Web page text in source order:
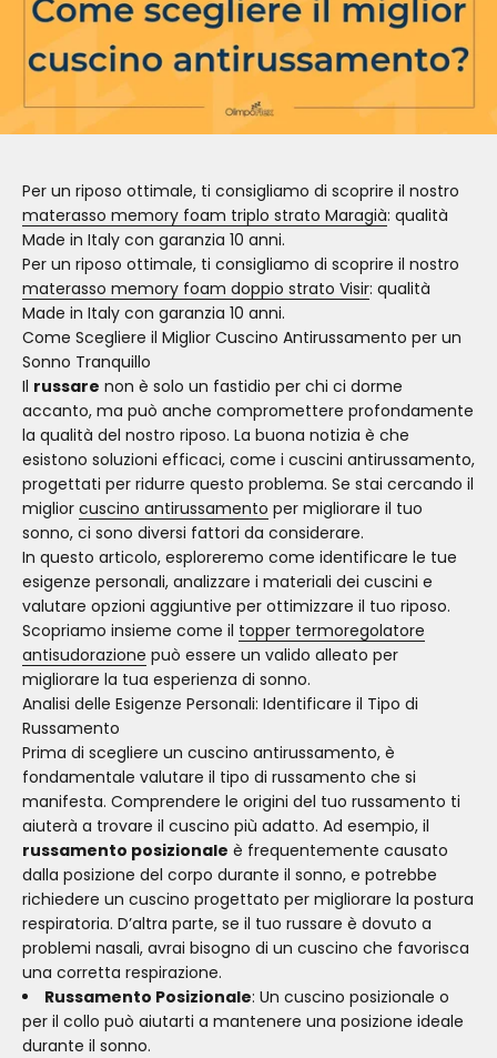
Per un riposo ottimale, ti consigliamo di scoprire il nostro
materasso memory foam triplo strato Maragià: qualità
Made in Italy con garanzia 10 anni.
Per un riposo ottimale, ti consigliamo di scoprire il nostro
materasso memory foam doppio strato Visir: qualità
Made in Italy con garanzia 10 anni.
Come Scegliere il Miglior Cuscino Antirussamento per un
Sonno Tranquillo
Il russare non è solo un fastidio per chi ci dorme
accanto, ma può anche compromettere profondamente
la qualità del nostro riposo. La buona notizia è che
esistono soluzioni efficaci, come i cuscini antirussamento,
progettati per ridurre questo problema. Se stai cercando il
miglior cuscino antirussamento per migliorare il tuo
sonno, ci sono diversi fattori da considerare.
In questo articolo, esploreremo come identificare le tue
esigenze personali, analizzare i materiali dei cuscini e
valutare opzioni aggiuntive per ottimizzare il tuo riposo.
Scopriamo insieme come il topper termoregolatore
antisudorazione può essere un valido alleato per
migliorare la tua esperienza di sonno.
Analisi delle Esigenze Personali: Identificare il Tipo di
Russamento
Prima di scegliere un cuscino antirussamento, è
fondamentale valutare il tipo di russamento che si
manifesta. Comprendere le origini del tuo russamento ti
aiuterà a trovare il cuscino più adatto. Ad esempio, il
russamento posizionale è frequentemente causato
dalla posizione del corpo durante il sonno, e potrebbe
richiedere un cuscino progettato per migliorare la postura
respiratoria. D’altra parte, se il tuo russare è dovuto a
problemi nasali, avrai bisogno di un cuscino che favorisca
una corretta respirazione.
Russamento Posizionale: Un cuscino posizionale o
per il collo può aiutarti a mantenere una posizione ideale
durante il sonno.